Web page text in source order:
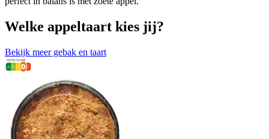
Welke appeltaart kies jij?
Bekijk meer gebak en taart